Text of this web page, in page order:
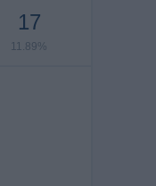
17
11.89%